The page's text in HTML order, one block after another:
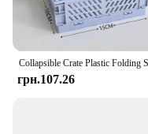
грн.107.26